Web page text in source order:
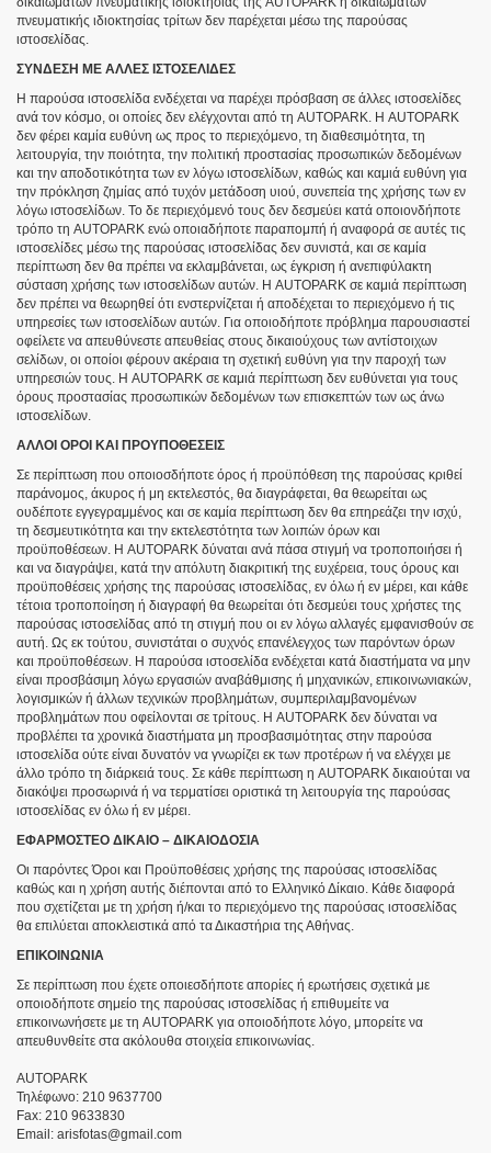
πνευματικής ιδιοκτησίας τρίτων δεν παρέχεται μέσω της παρούσας
ιστοσελίδας.
ΣΥΝΔΕΣΗ ΜΕ ΑΛΛΕΣ ΙΣΤΟΣΕΛΙΔΕΣ
Η παρούσα ιστοσελίδα ενδέχεται να παρέχει πρόσβαση σε άλλες ιστοσελίδες
ανά τον κόσμο, οι οποίες δεν ελέγχονται από τη AUTOPARK. Η AUTOPARK
δεν φέρει καμία ευθύνη ως προς το περιεχόμενο, τη διαθεσιμότητα, τη
λειτουργία, την ποιότητα, την πολιτική προστασίας προσωπικών δεδομένων
και την αποδοτικότητα των εν λόγω ιστοσελίδων, καθώς και καμιά ευθύνη για
την πρόκληση ζημίας από τυχόν μετάδοση υιού, συνεπεία της χρήσης των εν
λόγω ιστοσελίδων. Το δε περιεχόμενό τους δεν δεσμεύει κατά οποιονδήποτε
τρόπο τη AUTOPARK ενώ οποιαδήποτε παραπομπή ή αναφορά σε αυτές τις
ιστοσελίδες μέσω της παρούσας ιστοσελίδας δεν συνιστά, και σε καμία
περίπτωση δεν θα πρέπει να εκλαμβάνεται, ως έγκριση ή ανεπιφύλακτη
σύσταση χρήσης των ιστοσελίδων αυτών. Η AUTOPARK σε καμιά περίπτωση
δεν πρέπει να θεωρηθεί ότι ενστερνίζεται ή αποδέχεται το περιεχόμενο ή τις
υπηρεσίες των ιστοσελίδων αυτών. Για οποιοδήποτε πρόβλημα παρουσιαστεί
οφείλετε να απευθύνεστε απευθείας στους δικαιούχους των αντίστοιχων
σελίδων, οι οποίοι φέρουν ακέραια τη σχετική ευθύνη για την παροχή των
υπηρεσιών τους. Η AUTOPARK σε καμιά περίπτωση δεν ευθύνεται για τους
όρους προστασίας προσωπικών δεδομένων των επισκεπτών των ως άνω
ιστοσελίδων.
ΑΛΛΟΙ ΟΡΟΙ ΚΑΙ ΠΡΟΥΠΟΘΕΣΕΙΣ
Σε περίπτωση που οποιοσδήποτε όρος ή προϋπόθεση της παρούσας κριθεί
παράνομος, άκυρος ή μη εκτελεστός, θα διαγράφεται, θα θεωρείται ως
ουδέποτε εγγεγραμμένος και σε καμία περίπτωση δεν θα επηρεάζει την ισχύ,
τη δεσμευτικότητα και την εκτελεστότητα των λοιπών όρων και
προϋποθέσεων. Η AUTOPARK δύναται ανά πάσα στιγμή να τροποποιήσει ή
και να διαγράψει, κατά την απόλυτη διακριτική της ευχέρεια, τους όρους και
προϋποθέσεις χρήσης της παρούσας ιστοσελίδας, εν όλω ή εν μέρει, και κάθε
τέτοια τροποποίηση ή διαγραφή θα θεωρείται ότι δεσμεύει τους χρήστες της
παρούσας ιστοσελίδας από τη στιγμή που οι εν λόγω αλλαγές εμφανισθούν σε
αυτή. Ως εκ τούτου, συνιστάται ο συχνός επανέλεγχος των παρόντων όρων
και προϋποθέσεων. Η παρούσα ιστοσελίδα ενδέχεται κατά διαστήματα να μην
είναι προσβάσιμη λόγω εργασιών αναβάθμισης ή μηχανικών, επικοινωνιακών,
λογισμικών ή άλλων τεχνικών προβλημάτων, συμπεριλαμβανομένων
προβλημάτων που οφείλονται σε τρίτους. Η AUTOPARK δεν δύναται να
προβλέπει τα χρονικά διαστήματα μη προσβασιμότητας στην παρούσα
ιστοσελίδα ούτε είναι δυνατόν να γνωρίζει εκ των προτέρων ή να ελέγχει με
άλλο τρόπο τη διάρκειά τους. Σε κάθε περίπτωση η AUTOPARK δικαιούται να
διακόψει προσωρινά ή να τερματίσει οριστικά τη λειτουργία της παρούσας
ιστοσελίδας εν όλω ή εν μέρει.
ΕΦΑΡΜΟΣΤΕΟ ΔΙΚΑΙΟ – ΔΙΚΑΙΟΔΟΣΙΑ
Οι παρόντες Όροι και Προϋποθέσεις χρήσης της παρούσας ιστοσελίδας
καθώς και η χρήση αυτής διέπονται από το Ελληνικό Δίκαιο. Κάθε διαφορά
που σχετίζεται με τη χρήση ή/και το περιεχόμενο της παρούσας ιστοσελίδας
θα επιλύεται αποκλειστικά από τα Δικαστήρια της Αθήνας.
ΕΠΙΚΟΙΝΩΝΙΑ
Σε περίπτωση που έχετε οποιεσδήποτε απορίες ή ερωτήσεις σχετικά με
οποιοδήποτε σημείο της παρούσας ιστοσελίδας ή επιθυμείτε να
επικοινωνήσετε με τη AUTOPARK για οποιοδήποτε λόγο, μπορείτε να
απευθυνθείτε στα ακόλουθα στοιχεία επικοινωνίας.
AUTOPARK
Τηλέφωνο: 210 9637700
Fax: 210 9633830
Email: arisfotas@gmail.com